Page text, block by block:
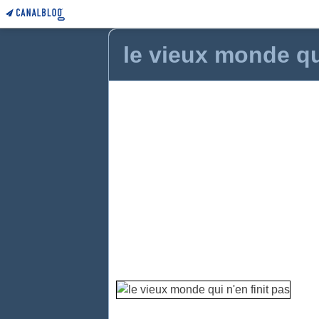
le vieux monde